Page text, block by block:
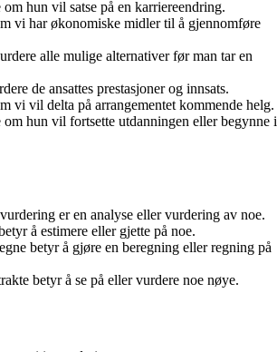
hun vil satse på en karriereendring.
vi har økonomiske midler til å gjennomføre
alle mulige alternativer før man tar en
de ansattes prestasjoner og innsats.
vi vil delta på arrangementet kommende helg.
hun vil fortsette utdanningen eller begynne i
er en analyse eller vurdering av noe.
å estimere eller gjette på noe.
betyr å gjøre en beregning eller regning på
betyr å se på eller vurdere noe nøye.